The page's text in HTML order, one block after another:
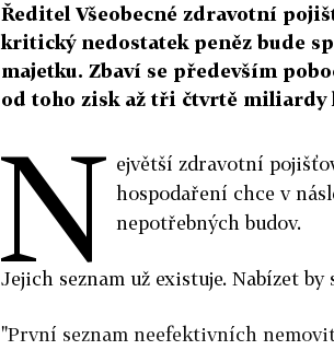
Ředitel Všeobecné zdravotní
kritický nedostatek peněz bude
majetku. Zbaví se především
od toho zisk až tři čtvrtě miliardy
N ejvětší zdravotní
hospodaření chce v
nepotřebných budov.
Jejich seznam už existuje. Nabízet
"První seznam neefektivních